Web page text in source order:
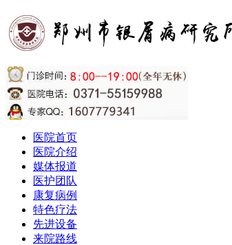
医院首页
医院介绍
媒体报道
医护团队
康复病例
特色疗法
先进设备
来院路线